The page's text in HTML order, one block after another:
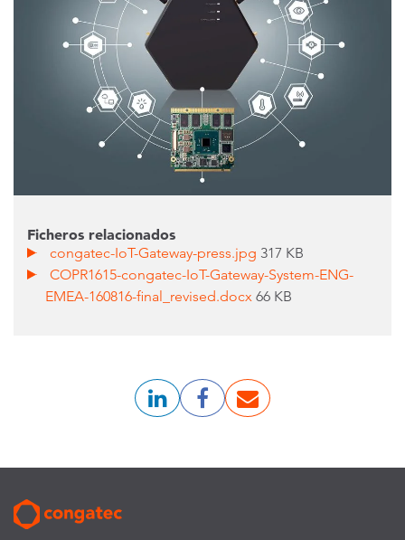
Ficheros relacionados
congatec-IoT-Gateway-press.jpg 317 KB
COPR1615-congatec-IoT-Gateway-System-ENG-
EMEA-160816-final_revised.docx 66 KB